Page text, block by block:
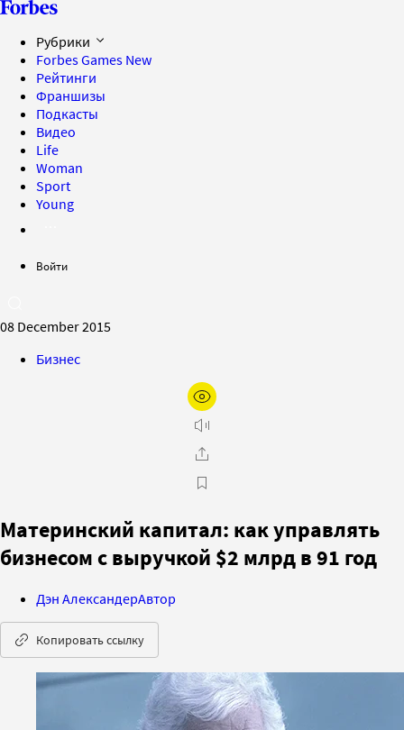
Рубрики
Forbes Games New
Рейтинги
Франшизы
Подкасты
Видео
Life
Woman
Sport
Young
Войти
08 December 2015
Бизнес
Материнский капитал: как управлять
бизнесом с выручкой $2 млрд в 91 год
Дэн АлександерАвтор
Копировать ссылку